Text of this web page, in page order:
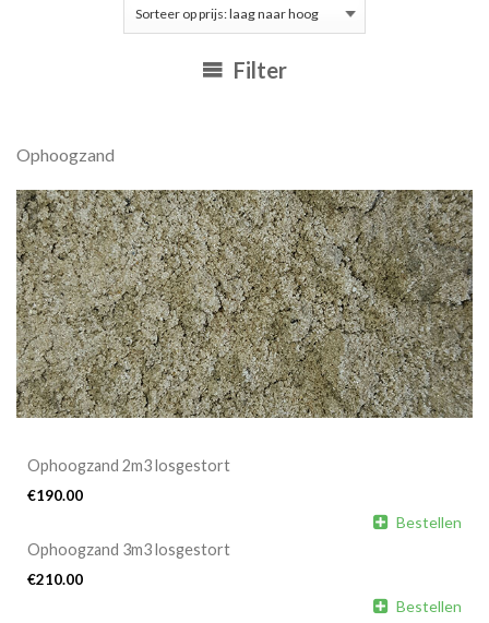
Filter
Ophoogzand
Ophoogzand 2m3 losgestort
€190.00
 Bestellen
Ophoogzand 3m3 losgestort
€210.00
 Bestellen